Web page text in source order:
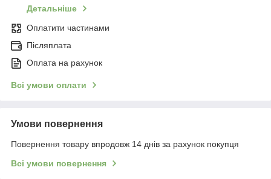
Детальніше
Оплатити частинами
Післяплата
Оплата на рахунок
Всі умови оплати
Умови повернення
Повернення товару впродовж 14 днів за рахунок покупця
Всі умови повернення